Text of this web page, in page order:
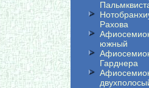
Рахова
южный
Гарднера